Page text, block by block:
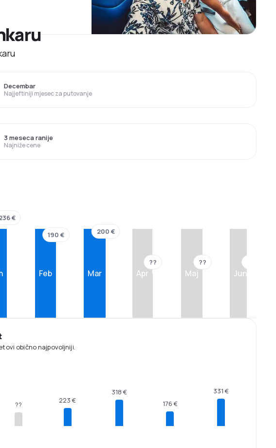
Najjeftiniji mjesec za putovanje
Decembar
Najniže cene
3 meseca ranije
€
Feb
190 €
Mar
200 €
Apr
??
Maj
??
Jun
obično najpovoljniji.
??
223 €
318 €
176 €
331 €